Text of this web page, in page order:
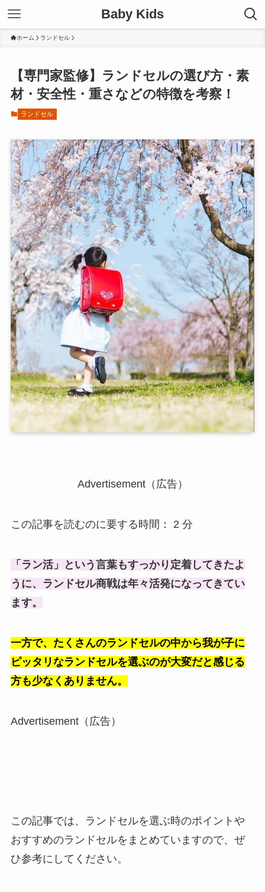
Baby Kids
ホーム ランドセル
【専門家監修】ランドセルの選び方・素
材・安全性・重さなどの特徴を考察！
ランドセル
Advertisement（広告）
この記事を読むのに要する時間： 2 分
「ラン活」という言葉もすっかり定着してきたよ
うに、ランドセル商戦は年々活発になってきてい
ます。
一方で、たくさんのランドセルの中から我が子に
ピッタリなランドセルを選ぶのが大変だと感じる
方も少なくありません。
Advertisement（広告）
この記事では、ランドセルを選ぶ時のポイントや
おすすめのランドセルをまとめていますので、ぜ
ひ参考にしてください。